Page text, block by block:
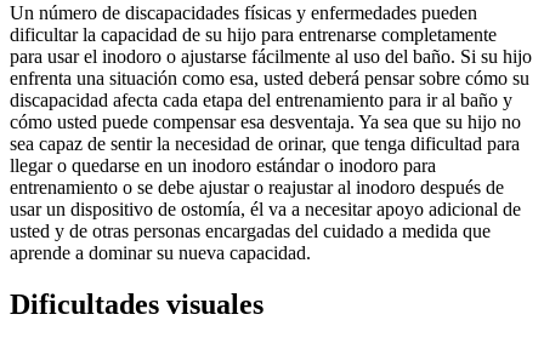
Un número de discapacidades físicas y enfermedades pueden
dificultar la capacidad de su hijo para entrenarse completamente
para usar el inodoro o ajustarse fácilmente al uso del baño. Si su hijo
enfrenta una situación como esa, usted deberá pensar sobre cómo su
discapacidad afecta cada etapa del entrenamiento para ir al baño y
cómo usted puede compensar esa desventaja. Ya sea que su hijo no
sea capaz de sentir la necesidad de orinar, que tenga dificultad para
llegar o quedarse en un inodoro estándar o inodoro para
entrenamiento o se debe ajustar o reajustar al inodoro después de
usar un dispositivo de ostomía, él va a necesitar apoyo adicional de
usted y de otras personas encargadas del cuidado a medida que
aprende a dominar su nueva capacidad.
Dificultades visuales